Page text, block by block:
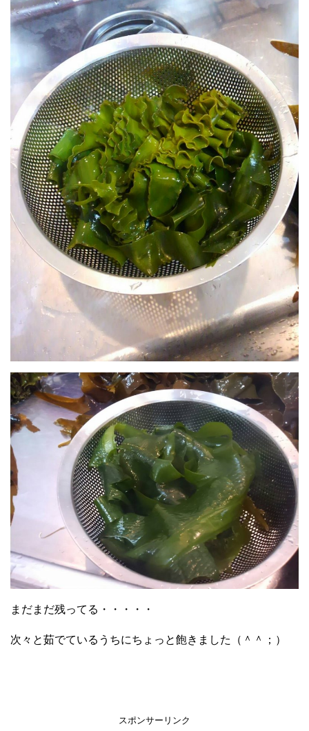
まだまだ残ってる・・・・・
次々と茹でているうちにちょっと飽きました（＾＾；）
スポンサーリンク